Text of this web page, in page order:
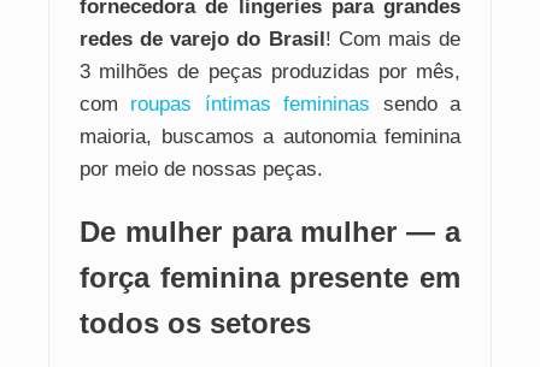
fornecedora de lingeries para grandes
redes de varejo do Brasil ! Com mais de
3 milhões de peças produzidas por mês,
com roupas íntimas femininas sendo a
maioria, buscamos a autonomia feminina
por meio de nossas peças.
De mulher para mulher — a
força feminina presente em
todos os setores